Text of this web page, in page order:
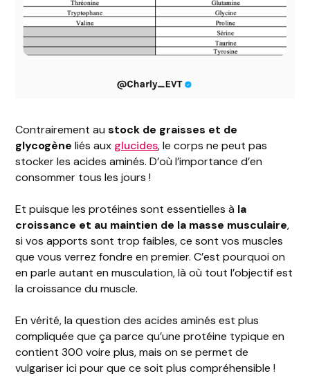
Contrairement austock de graisses et de
glycogène liés aux glucides, le corps ne peut pas
stocker les acides aminés. D’où l’importance d’en
consommer tous les jours !
Et puisque les protéines sont essentielles à la
croissance et au maintien de la masse musculaire,
si vos apports sont trop faibles, ce sont vos muscles
que vous verrez fondre en premier. C’est pourquoi on
en parle autant en musculation, là où tout l’objectif est
la croissance du muscle.
En vérité, la question des acides aminés est plus
compliquée que ça parce qu’une protéine typique en
contient 300 voire plus, mais on se permet de
vulgariser ici pour que ce soit plus compréhensible !